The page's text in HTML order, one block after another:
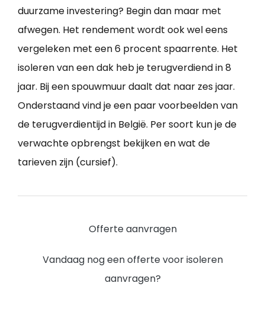
duurzame investering? Begin dan maar met
afwegen. Het rendement wordt ook wel eens
vergeleken met een 6 procent spaarrente. Het
isoleren van een dak heb je terugverdiend in 8
jaar. Bij een spouwmuur daalt dat naar zes jaar.
Onderstaand vind je een paar voorbeelden van
de terugverdientijd in België. Per soort kun je de
verwachte opbrengst bekijken en wat de
tarieven zijn (cursief).
Offerte aanvragen
Vandaag nog een offerte voor isoleren
aanvragen?